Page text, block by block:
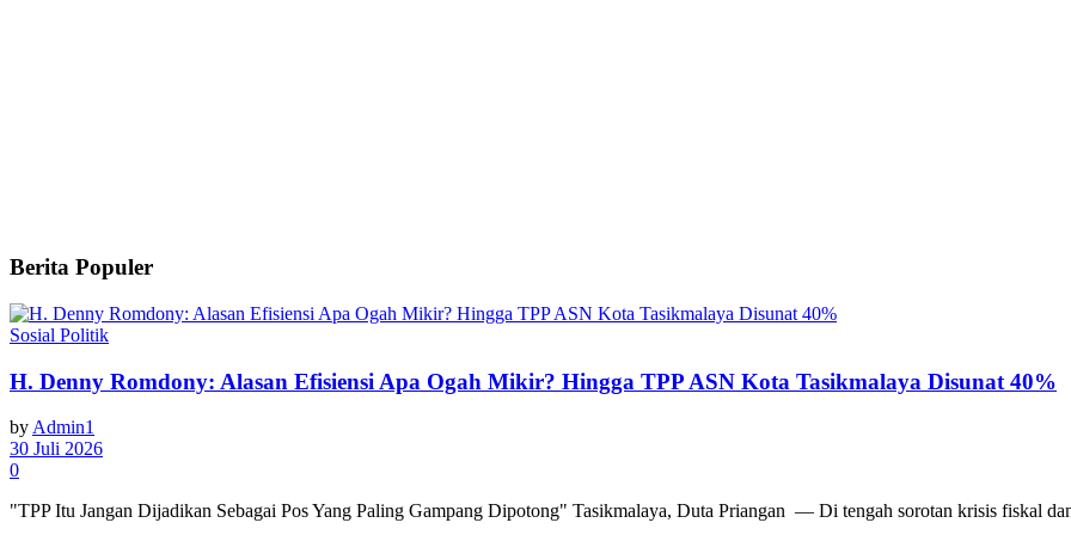
Berita Populer
Sosial Politik
H. Denny Romdony: Alasan Efisiensi Apa Ogah Mikir? Hingga TPP ASN Kota Tasikmalaya Disunat 40%
by Admin1
30 Juli 2026
0
"TPP Itu Jangan Dijadikan Sebagai Pos Yang Paling Gampang Dipotong" Tasikmalaya, Duta Priangan — Di tengah sorotan krisis fiskal